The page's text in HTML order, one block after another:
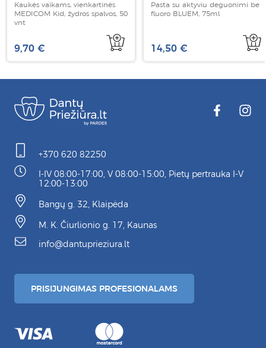
Kaukės vaikams, vienkartinės
MEDICOM Kid, žydros spalvos, 50
vnt
9,70 €
Pasta su aktyviu deguonimi be
fluoro BLUEM, 75ml
14,50 €
+370 620 82250
I-IV 08:00-17:00, V 08:00-15:00, Pietų pertrauka I-V
12:00-13:00
Bangų g. 32, Klaipėda
M. K. Čiurlionio g. 17, Kaunas
info@dantuprieziura.lt
PRISIJUNGIMAS PROFESIONALAMS